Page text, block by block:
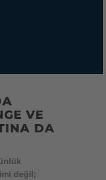
VE
DA
değil;